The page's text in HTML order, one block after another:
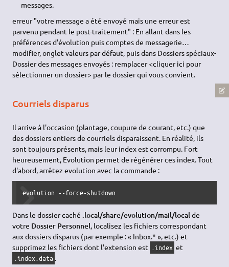
messages.
erreur "votre message a été envoyé mais une erreur est
parvenu pendant le post-traitement" : En allant dans les
préférences d'évolution puis comptes de messagerie…
modifier, onglet valeurs par défaut, puis dans Dossiers spéciaux-
Dossier des messages envoyés : remplacer <cliquer ici pour
sélectionner un dossier> par le dossier qui vous convient.
Courriels disparus
Il arrive à l'occasion (plantage, coupure de courant, etc.) que
des dossiers entiers de courriels disparaissent. En réalité, ils
sont toujours présents, mais leur index est corrompu. Fort
heureusement, Evolution permet de régénérer ces index. Tout
d'abord, arrêtez evolution avec la commande :
evolution --force-shutdown
Dans le dossier caché .local/share/evolution/mail/localde
votre Dossier Personnel, localisez les fichiers correspondant
aux dossiers disparus (par exemple : « Inbox.* », etc.) et
supprimez les fichiers dont l'extension est
.index et
.index.data .